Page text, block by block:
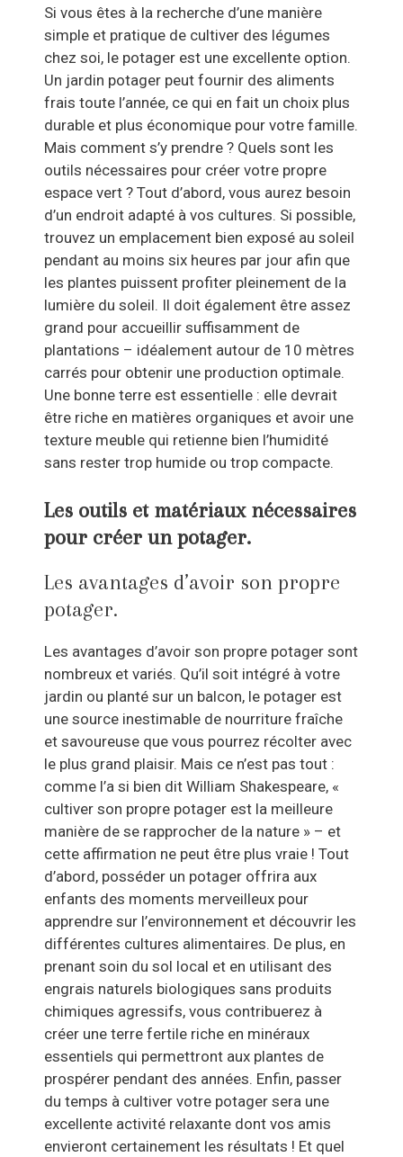
Si vous êtes à la recherche d’une manière
simple et pratique de cultiver des légumes
chez soi, le potager est une excellente option.
Un jardin potager peut fournir des aliments
frais toute l’année, ce qui en fait un choix plus
durable et plus économique pour votre famille.
Mais comment s’y prendre ? Quels sont les
outils nécessaires pour créer votre propre
espace vert ? Tout d’abord, vous aurez besoin
d’un endroit adapté à vos cultures. Si possible,
trouvez un emplacement bien exposé au soleil
pendant au moins six heures par jour afin que
les plantes puissent profiter pleinement de la
lumière du soleil. Il doit également être assez
grand pour accueillir suffisamment de
plantations – idéalement autour de 10 mètres
carrés pour obtenir une production optimale.
Une bonne terre est essentielle : elle devrait
être riche en matières organiques et avoir une
texture meuble qui retienne bien l’humidité
sans rester trop humide ou trop compacte.
Les outils et matériaux nécessaires
pour créer un potager.
Les avantages d’avoir son propre
potager.
Les avantages d’avoir son propre potager sont
nombreux et variés. Qu’il soit intégré à votre
jardin ou planté sur un balcon, le potager est
une source inestimable de nourriture fraîche
et savoureuse que vous pourrez récolter avec
le plus grand plaisir. Mais ce n’est pas tout :
comme l’a si bien dit William Shakespeare, «
cultiver son propre potager est la meilleure
manière de se rapprocher de la nature » – et
cette affirmation ne peut être plus vraie ! Tout
d’abord, posséder un potager offrira aux
enfants des moments merveilleux pour
apprendre sur l’environnement et découvrir les
différentes cultures alimentaires. De plus, en
prenant soin du sol local et en utilisant des
engrais naturels biologiques sans produits
chimiques agressifs, vous contribuerez à
créer une terre fertile riche en minéraux
essentiels qui permettront aux plantes de
prospérer pendant des années. Enfin, passer
du temps à cultiver votre potager sera une
excellente activité relaxante dont vos amis
envieront certainement les résultats ! Et quel